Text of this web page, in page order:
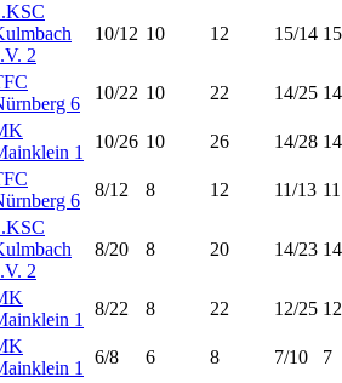
2
10/12 10 12 15/14 15
6
10/22 10 22 14/25 14
1
10/26 10 26 14/28 14
6
8/12 8 12 11/13 11
2
8/20 8 20 14/23 14
1
8/22 8 22 12/25 12
1
6/8 6 8 7/10 7